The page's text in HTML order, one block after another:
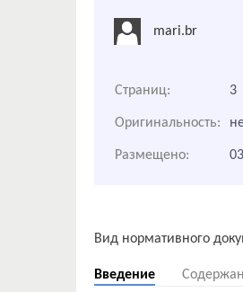
mari.br
Страниц: 3
Оригинальность:
Размещено:
Введение